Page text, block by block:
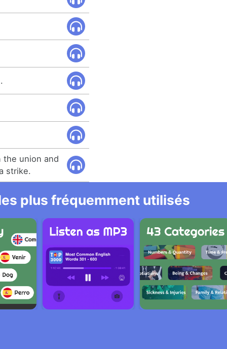
the union and
strike.
plus fréquemment utilisés